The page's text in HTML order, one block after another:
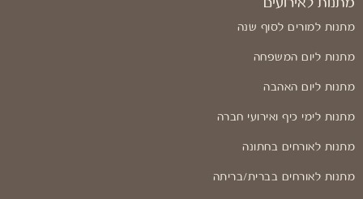
מתנות לאירועים
מתנות למורים לסוף שנה
מתנות ליום המשפחה
מתנות ליום האהבה
מתנות לימי כיף ואירועי חברה
מתנות לאורחים בחתונה
מתנות לאורחים בברית/בריתה